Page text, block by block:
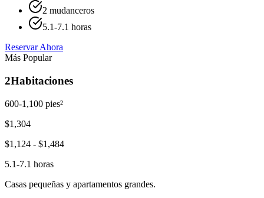
2 mudanceros
5.1-7.1 horas
Reservar Ahora
Más Popular
2Habitaciones
600-1,100 pies²
$1,304
$1,124 - $1,484
5.1-7.1 horas
Casas pequeñas y apartamentos grandes.